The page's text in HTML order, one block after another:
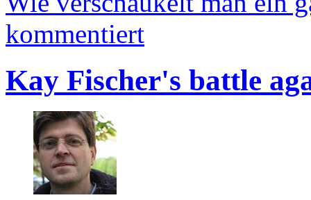
kommentiert
Kay Fischer's battle